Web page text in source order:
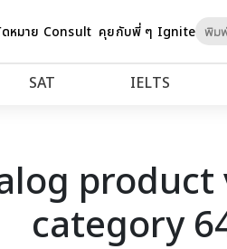
หมาย Consult คุยกับพี่ ๆ Igniteto
SAT IELTS
product
category